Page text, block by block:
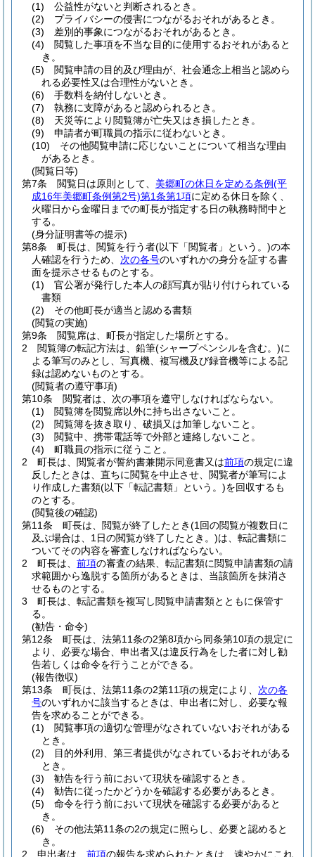
(1)
公益性がないと判断されるとき。
(2)
プライバシーの侵害につながるおそれがあるとき。
(3)
差別的事象につながるおそれがあるとき。
(4)
閲覧した事項を不当な目的に使用するおそれがあると
き。
(5)
閲覧申請の目的及び理由が、社会通念上相当と認めら
れる必要性又は合理性がないとき。
(6)
手数料を納付しないとき。
(7)
執務に支障があると認められるとき。
(8)
天災等により閲覧簿が亡失又はき損したとき。
(9)
申請者が町職員の指示に従わないとき。
(10)
その他閲覧申請に応じないことについて相当な理由
があるとき。
(閲覧日等)
第7条
閲覧日は原則として、 美郷町の休日を定める条例(平
成16年美郷町条例第2号)第1条第1項に定める休日を除く、
火曜日から金曜日までの町長が指定する日の執務時間中と
する。
(身分証明書等の提示)
第8条
町長は、閲覧を行う者(以下「閲覧者」という。)の本
人確認を行うため、 次の各号のいずれかの身分を証する書
面を提示させるものとする。
(1)
官公署が発行した本人の顔写真が貼り付けられている
書類
(2)
その他町長が適当と認める書類
(閲覧の実施)
第9条
閲覧席は、町長が指定した場所とする。
2
閲覧簿の転記方法は、鉛筆(シャープペンシルを含む。)に
よる筆写のみとし、写真機、複写機及び録音機等による記
録は認めないものとする。
(閲覧者の遵守事項)
第10条
閲覧者は、次の事項を遵守しなければならない。
(1)
閲覧簿を閲覧席以外に持ち出さないこと。
(2)
閲覧簿を抜き取り、破損又は加筆しないこと。
(3)
閲覧中、携帯電話等で外部と連絡しないこと。
(4)
町職員の指示に従うこと。
2
町長は、閲覧者が誓約書兼開示同意書又は前項の規定に違
反したときは、直ちに閲覧を中止させ、閲覧者が筆写によ
り作成した書類(以下「転記書類」という。)を回収するも
のとする。
(閲覧後の確認)
第11条
町長は、閲覧が終了したとき(1回の閲覧が複数日に
及ぶ場合は、1日の閲覧が終了したとき。)は、転記書類に
ついてその内容を審査しなければならない。
2
町長は、 前項の審査の結果、転記書類に閲覧申請書類の請
求範囲から逸脱する箇所があるときは、当該箇所を抹消さ
せるものとする。
3
町長は、転記書類を複写し閲覧申請書類とともに保管す
る。
(勧告・命令)
第12条
町長は、法第11条の2第8項から同条第10項の規定に
より、必要な場合、申出者又は違反行為をした者に対し勧
告若しくは命令を行うことができる。
(報告徴収)
第13条
町長は、法第11条の2第11項の規定により、 次の各
号のいずれかに該当するときは、申出者に対し、必要な報
告を求めることができる。
(1)
閲覧事項の適切な管理がなされていないおそれがある
とき。
(2)
目的外利用、第三者提供がなされているおそれがある
とき。
(3)
勧告を行う前において現状を確認するとき。
(4)
勧告に従ったかどうかを確認する必要があるとき。
(5)
命令を行う前において現状を確認する必要があると
き。
(6)
その他法第11条の2の規定に照らし、必要と認めると
き。
2
申出者は、 前項の報告を求められたときは、速やかにこれ